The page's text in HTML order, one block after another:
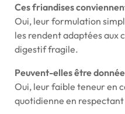
Ces friandises
Oui, leur formulation
les rendent adaptées aux
digestif fragile.
Peuvent-elles être
Oui, leur faible teneur en
quotidienne en